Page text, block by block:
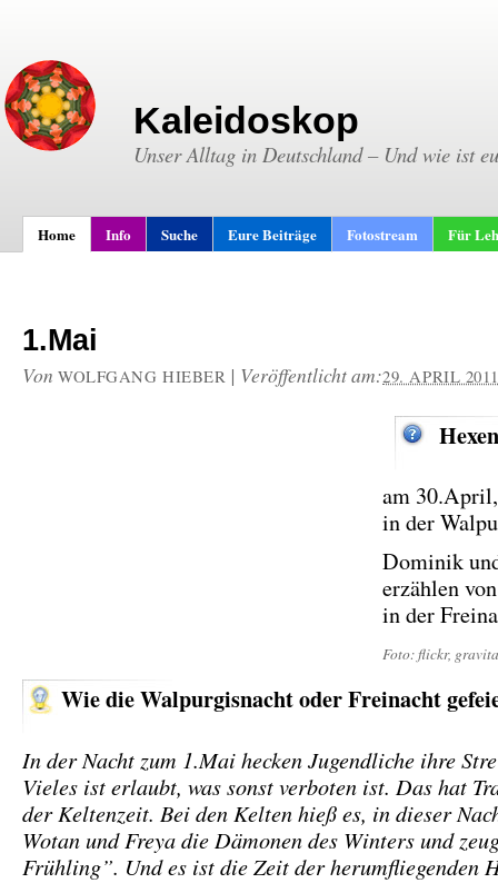
Kaleidoskop
Unser Alltag in Deutschland – Und wie ist
Home Info Suche Eure Beiträge Fotostream Für
1.Mai
Von WOLFGANG HIEBER | Veröffentlicht am:29. APRIL 2011
am 30.April,
in der
Dominik
erzählen
in der
Foto: flickr,
Wie die Walpurgisnacht oder Freinacht
In der Nacht zum 1.Mai hecken Jugendliche ihre
Vieles ist erlaubt, was sonst verboten ist. Das hat
der Keltenzeit. Bei den Kelten hieß es, in dieser
Wotan und Freya die Dämonen des Winters und
Frühling”. Und es ist die Zeit der herumfliegenden